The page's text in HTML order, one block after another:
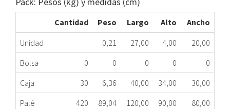
Cantidad Peso Largo Alto
Ancho
Unidad
0,21 27,00 4,00
20,00
Bolsa
0 0 0 0
0
Caja
30 6,36 40,00 34,00
30,00
Palé
420 89,04 120,00 90,00 80,00